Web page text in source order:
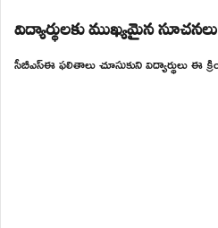
విద్యార్థులకు ముఖ్యమైన
సీబీఎస్ఈ ఫలితాలు చూసుకుని విద్యార్థులు ఈ